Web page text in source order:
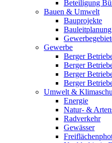
Beteiligung
Bauen & Umwelt
Bauprojekte
Bauleitplanung
Gewerbe
Berger
Berger
Berger
Berger
Umwelt &
Energie
Natur- &
Radverkehr
Gewässer